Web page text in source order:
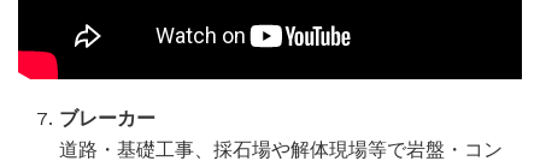
ブレーカー
道路・基礎工事、採石場や解体現場等で岩盤・コン